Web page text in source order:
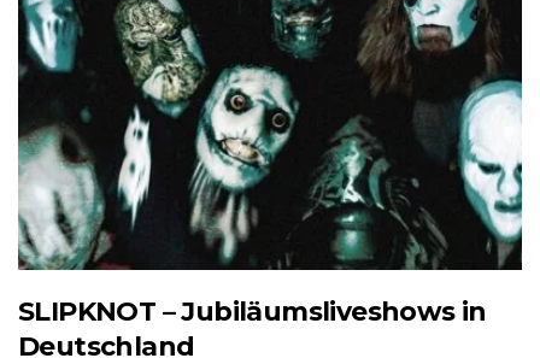
SLIPKNOT – Jubiläumsliveshows in
Deutschland